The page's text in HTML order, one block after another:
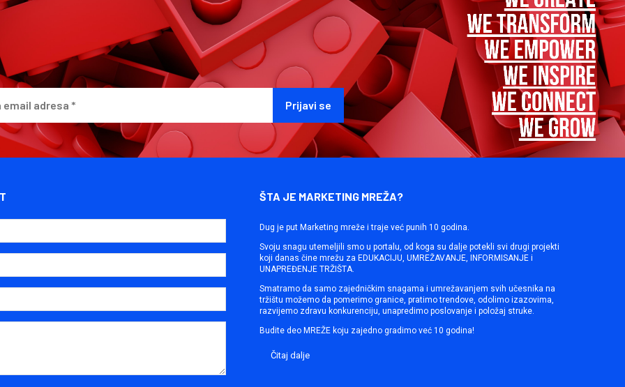
ŠTA JE MARKETING MREŽA?
Dug je put Marketing mreže i traje već punih 10 godina.
Svoju snagu utemeljili smo u portalu, od koga su dalje potekli svi drugi projekti
koji danas čine mrežu za EDUKACIJU, UMREŽAVANJE, INFORMISANJE i
UNAPREĐENJE TRŽIŠTA.
Smatramo da samo zajedničkim snagama i umrežavanjem svih učesnika na
tržištu možemo da pomerimo granice, pratimo trendove, odolimo izazovima,
razvijemo zdravu konkurenciju, unapredimo poslovanje i položaj struke.
Budite deo MREŽE koju zajedno gradimo već 10 godina!
Čitaj dalje